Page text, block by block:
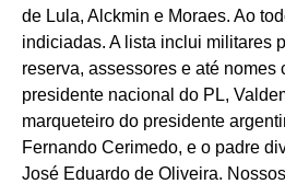
de Lula, Alckmin e Moraes. Ao
indiciadas. A lista inclui militares
reserva, assessores e até nomes
presidente nacional do PL,
marqueteiro do presidente
Fernando Cerimedo, e o padre
José Eduardo de Oliveira.